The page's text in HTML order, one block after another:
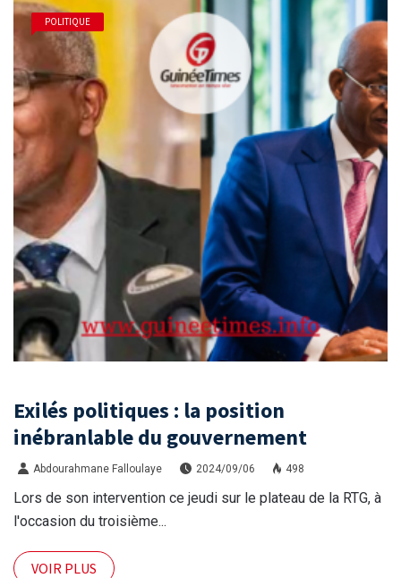
POLITIQUE
Exilés politiques : la position
inébranlable du gouvernement
Abdourahmane Falloulaye 2024/09/06 498
Lors de son intervention ce jeudi sur le plateau de la RTG, à
l'occasion du troisième...
VOIR PLUS